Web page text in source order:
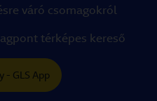
váró csomagokról
térképes kereső
- GLS App